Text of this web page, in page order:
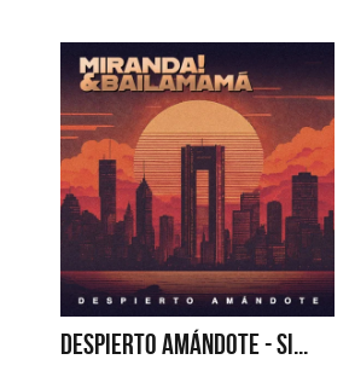
DESPIERTO AMÁNDOTE - SI...